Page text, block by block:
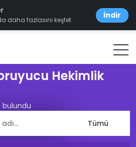
daha fazlasını keşfet İndir
Hekimlik
bulundu